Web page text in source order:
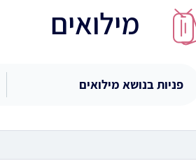
מילואים
פניות בנושא מילואים